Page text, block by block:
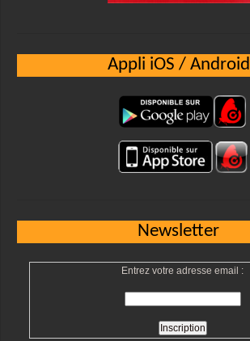
Appli iOS / Android
Newsletter
Entrez votre adresse email :